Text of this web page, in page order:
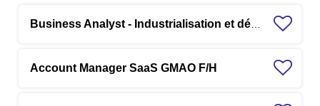
Account Manager SaaS GMAO F/H